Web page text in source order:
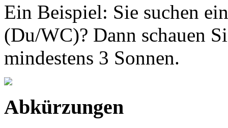
Ein Beispiel: Sie suchen
(Du/WC)? Dann schauen
mindestens 3 Sonnen.
Abkürzungen